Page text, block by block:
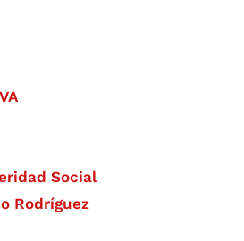
Social
Rodríguez